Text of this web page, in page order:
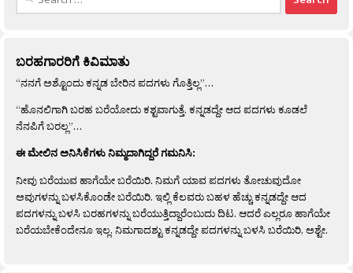
ಬರಹಗಾರರಿಗೆ ಕಿವಿಮಾತು
“ನನಗೆ ಅಶ್ಟೊಂದು ಕನ್ನಡ ಬೇರಿನ ಪದಗಳು ಗೊತ್ತಿಲ್ಲ”…
“ಹೊನಲಿಗಾಗಿ ಬರಹ ಬರೆಯೋದು ಕಶ್ಟವಾಗುತ್ತೆ. ಕನ್ನಡದ್ದೇ ಆದ ಪದಗಳು ಕೂಡಲೆ
ನೆನಪಿಗೆ ಬರಲ್ಲ”…
ಈ ಮೇಲಿನ ಅನಿಸಿಕೆಗಳು ನಿಮ್ಮದಾಗಿದ್ದರೆ ಗಮನಿಸಿ:
ನೀವು ಬರೆಯುವ ಹಾಗೆಯೇ ಬರೆಯಿರಿ. ನಿಮಗೆ ಯಾವ ಪದಗಳು ತೋಚುವುದೋ
ಅವುಗಳನ್ನು ಬಳಸಿಕೊಂಡೇ ಬರೆಯಿರಿ. ಇಲ್ಲಿ ಕೆಲವರು ಬಹಳ ಹೆಚ್ಚು ಕನ್ನಡದ್ದೇ ಆದ
ಪದಗಳನ್ನು ಬಳಸಿ ಬರಹಗಳನ್ನು ಬರೆಯುತ್ತಿದ್ದಾರೆಂಬುದು ದಿಟ. ಆದರೆ ಎಲ್ಲರೂ ಹಾಗೆಯೇ
ಬರೆಯಬೇಕೆಂದೇನೂ ಇಲ್ಲ. ನಿಮಗಾದಶ್ಟು ಕನ್ನಡದ್ದೇ ಪದಗಳನ್ನು ಬಳಸಿ ಬರೆಯಿರಿ, ಅಶ್ಟೇ.